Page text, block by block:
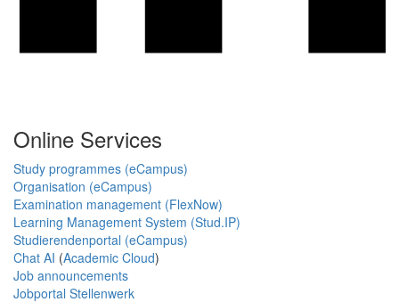
Online Services
Study programmes (eCampus)
Organisation (eCampus)
Examination management (FlexNow)
Learning Management System (Stud.IP)
Studierendenportal (eCampus)
Chat AI (Academic Cloud)
Job announcements
Jobportal Stellenwerk